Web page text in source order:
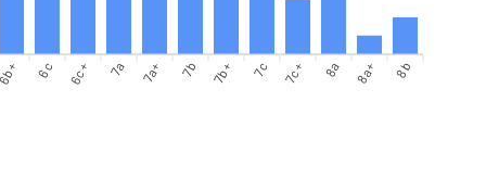
6b+ 6c 6c+ 7a 7a+ 7b 7b+ 7c 7c+ 8a 8a+ 8b